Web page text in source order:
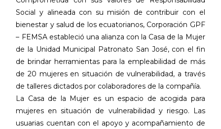
Social y alineada con su misión de contribuir con el
bienestar y salud de los ecuatorianos, Corporación GPF
– FEMSA estableció una alianza con la Casa de la Mujer
de la Unidad Municipal Patronato San José, con el fin
de brindar herramientas para la empleabilidad de más
de 20 mujeres en situación de vulnerabilidad, a través
de talleres dictados por colaboradores de la compañía.
La Casa de la Mujer es un espacio de acogida para
mujeres en situación de vulnerabilidad y riesgo. Las
usuarias cuentan con el apoyo y acompañamiento de